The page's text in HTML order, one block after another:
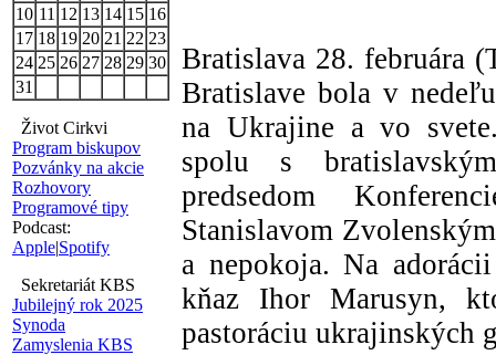
10 11 12 13 14 15 16
17 18 19 20 21 22 23
24 25 26 27 28 29 30
31
Život Cirkvi
Program biskupov
Pozvánky na akcie
Rozhovory
Programové tipy
Podcast:
Apple|Spotify
Sekretariát KBS
Jubilejný rok 2025
Synoda
Zamyslenia KBS
Bratislava 28. februára
Bratislave bola v
na Ukrajine a vo
spolu s
predsedom
Stanislavom
a nepokoja. Na
kňaz Ihor Marusyn,
pastoráciu ukrajinských